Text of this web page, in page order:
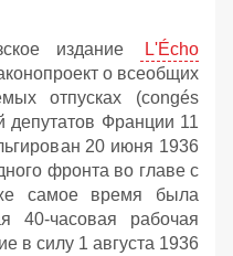
издание
L'Écho
о всеобщих
отпусках (congés
депутатов Франции 11
20 июня 1936
фронта во главе с
самое время была
40-часовая рабочая
в силу 1 августа 1936